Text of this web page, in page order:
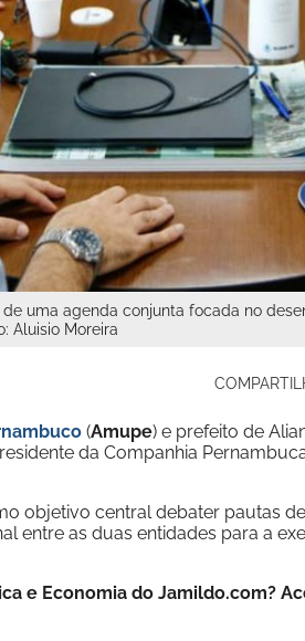
uma agenda conjunta focada no
Aluisio Moreira
(Amupe) e prefeito de
da Companhia
objetivo central debater pautas
entre as duas entidades para a
e Economia do Jamildo.com?